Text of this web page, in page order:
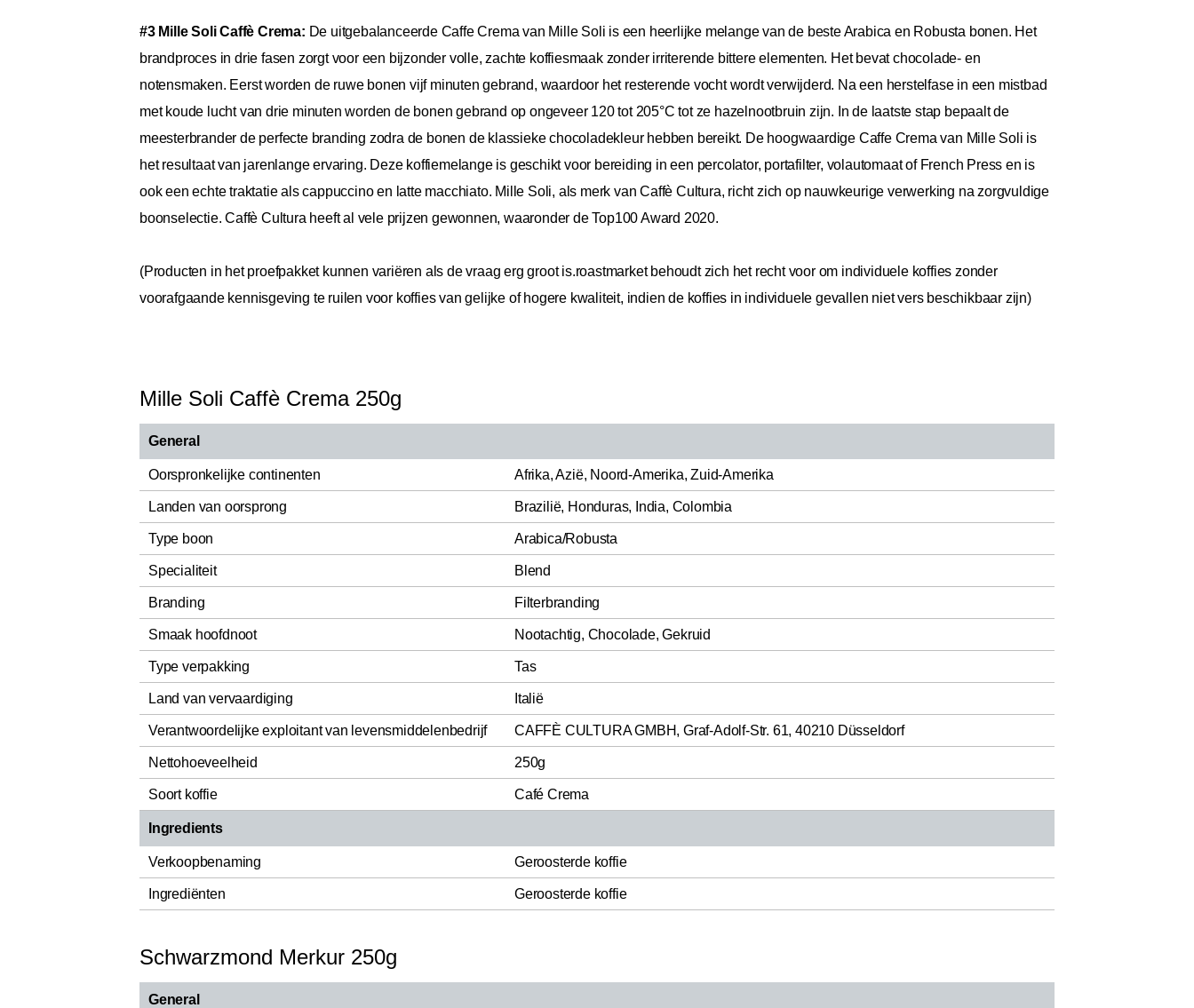
#3 Mille Soli Caffè Crema: De uitgebalanceerde Caffe Crema van Mille Soli is een heerlijke melange van de beste Arabica en Robusta bonen. Het
brandproces in drie fasen zorgt voor een bijzonder volle, zachte koffiesmaak zonder irriterende bittere elementen. Het bevat chocolade- en
notensmaken. Eerst worden de ruwe bonen vijf minuten gebrand, waardoor het resterende vocht wordt verwijderd. Na een herstelfase in een mistbad
met koude lucht van drie minuten worden de bonen gebrand op ongeveer 120 tot 205°C tot ze hazelnootbruin zijn. In de laatste stap bepaalt de
meesterbrander de perfecte branding zodra de bonen de klassieke chocoladekleur hebben bereikt. De hoogwaardige Caffe Crema van Mille Soli is
het resultaat van jarenlange ervaring. Deze koffiemelange is geschikt voor bereiding in een percolator, portafilter, volautomaat of French Press en is
ook een echte traktatie als cappuccino en latte macchiato. Mille Soli, als merk van Caffè Cultura, richt zich op nauwkeurige verwerking na zorgvuldige
boonselectie. Caffè Cultura heeft al vele prijzen gewonnen, waaronder de Top100 Award 2020.
(Producten in het proefpakket kunnen variëren als de vraag erg groot is.roastmarket behoudt zich het recht voor om individuele koffies zonder
voorafgaande kennisgeving te ruilen voor koffies van gelijke of hogere kwaliteit, indien de koffies in individuele gevallen niet vers beschikbaar zijn)
Mille Soli Caffè Crema 250g
General
Oorspronkelijke continenten Afrika, Azië, Noord-Amerika, Zuid-Amerika
Landen van oorsprong Brazilië, Honduras, India, Colombia
Type boon Arabica/Robusta
Specialiteit Blend
Branding Filterbranding
Smaak hoofdnoot Nootachtig, Chocolade, Gekruid
Type verpakking Tas
Land van vervaardiging Italië
Verantwoordelijke exploitant van levensmiddelenbedrijf CAFFÈ CULTURA GMBH, Graf-Adolf-Str. 61, 40210 Düsseldorf
Nettohoeveelheid 250g
Soort koffie Café Crema
Ingredients
Verkoopbenaming Geroosterde koffie
Ingrediënten Geroosterde koffie
Schwarzmond Merkur 250g
General